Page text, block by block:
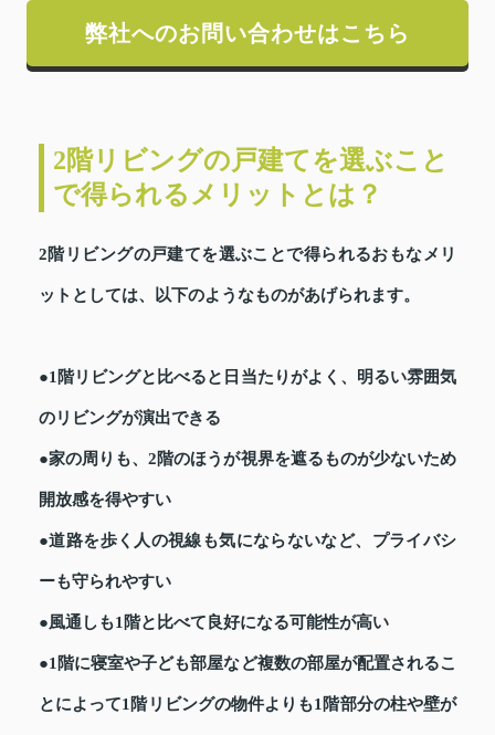
弊社へのお問い合わせはこちら
2階リビングの戸建てを選ぶこと
で得られるメリットとは？
2階リビングの戸建てを選ぶことで得られるおもなメリ
ットとしては、以下のようなものがあげられます。
●1階リビングと比べると日当たりがよく、明るい雰囲気
のリビングが演出できる
●家の周りも、2階のほうが視界を遮るものが少ないため
開放感を得やすい
●道路を歩く人の視線も気にならないなど、プライバシ
ーも守られやすい
●風通しも1階と比べて良好になる可能性が高い
●1階に寝室や子ども部屋など複数の部屋が配置されるこ
とによって1階リビングの物件よりも1階部分の柱や壁が